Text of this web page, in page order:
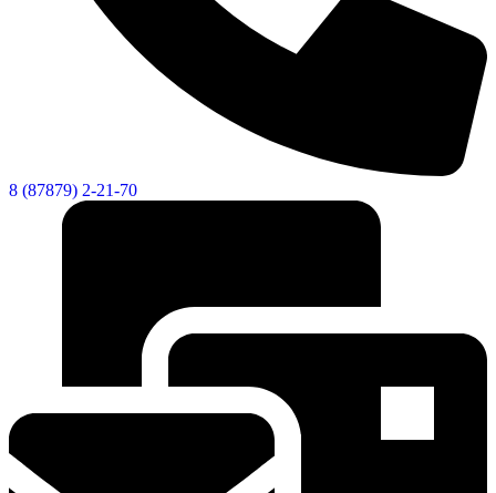
8 (87879) 2-21-70